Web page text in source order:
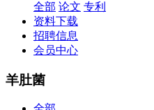
全部 论文 专利
资料下载
招聘信息
会员中心
羊肚菌